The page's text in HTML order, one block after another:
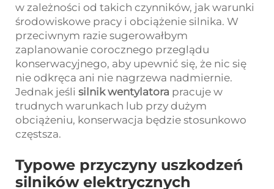
w zależności od takich czynników, jak warunki
środowiskowe pracy i obciążenie silnika. W
przeciwnym razie sugerowałbym
zaplanowanie corocznego przeglądu
konserwacyjnego, aby upewnić się, że nic się
nie odkręca ani nie nagrzewa nadmiernie.
Jednak jeśli silnik wentylatora pracuje w
trudnych warunkach lub przy dużym
obciążeniu, konserwacja będzie stosunkowo
częstsza.
Typowe przyczyny uszkodzeń
silników elektrycznych